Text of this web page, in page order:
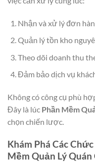
Nhận và xử lý đơn
Quản lý tồn kho
Theo dõi doanh thu
Đảm bảo dịch vụ
Không có công cụ phù
Đây là lúc Phần Mềm
chọn chiến lược.
Khám Phá Các
Mềm Quản Lý Quán